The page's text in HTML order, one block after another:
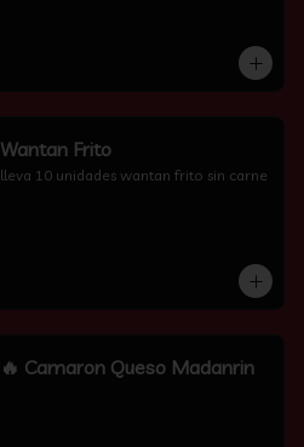
Wantan Frito
lleva 10 unidades wantan frito sin carne
🔥 Camaron Queso Madanrin